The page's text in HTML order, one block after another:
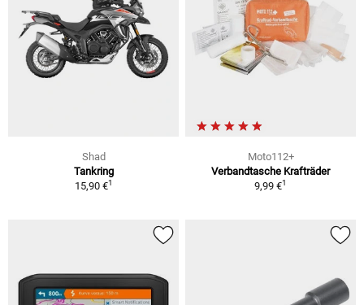
Shad
Tankring
15,90 €1
Moto112+
Verbandtasche Krafträder
9,99 €1